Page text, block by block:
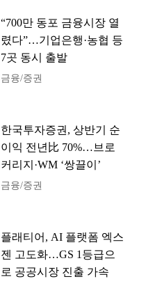
“700만 동포 금융시장 열
렸다”…기업은행·농협 등
7곳 동시 출발
금융/증권
한국투자증권, 상반기 순
이익 전년比 70%…브로
커리지·WM ‘쌍끌이’
금융/증권
플래티어, AI 플랫폼 엑스
젠 고도화…GS 1등급으
로 공공시장 진출 가속